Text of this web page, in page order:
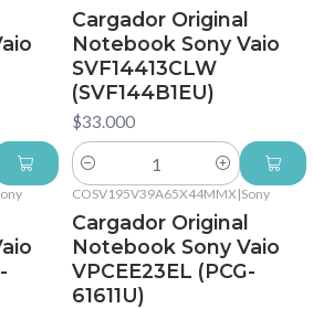
Cargador Original
Notebook Sony Vaio
SVF14413CLW
(SVF144B1EU)
$33.000
Cantidad
COSV195V39A65X44MMX|Sony
Cargador Original
Notebook Sony Vaio
VPCEE23EL (PCG-
61611U)